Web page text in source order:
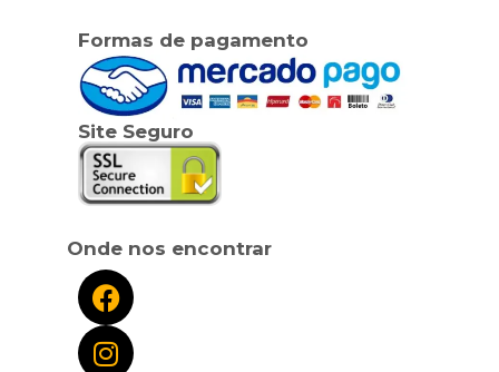
Formas de pagamento
Site Seguro
Onde nos encontrar